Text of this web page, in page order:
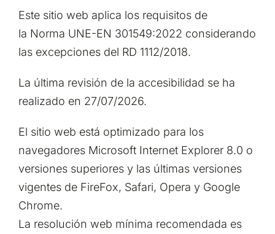
Este sitio web aplica los requisitos de
la Norma UNE-EN 301549:2022 considerando
las excepciones del RD 1112/2018.
La última revisión de la accesibilidad se ha
realizado en 27/07/2026.
El sitio web está optimizado para los
navegadores Microsoft Internet Explorer 8.0 o
versiones superiores y las últimas versiones
vigentes de FireFox, Safari, Opera y Google
Chrome.
La resolución web mínima recomendada es